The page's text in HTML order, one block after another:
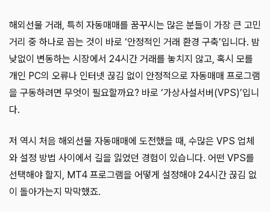
해외선물 거래, 특히 자동매매를 꿈꾸시는 많은 분들이 가장 큰 고민
거리 중 하나로 꼽는 것이 바로 ‘안정적인 거래 환경 구축’입니다. 밤
낮없이 변동하는 시장에서 24시간 거래를 놓치지 않고, 혹시 모를
개인 PC의 오류나 인터넷 끊김 없이 안정적으로 자동매매 프로그램
을 구동하려면 무엇이 필요할까요? 바로 ‘가상사설서버(VPS)’입니
다.
저 역시 처음 해외선물 자동매매에 도전했을 때, 수많은 VPS 업체
와 설정 방법 사이에서 길을 잃었던 경험이 있습니다. 어떤 VPS를
선택해야 할지, MT4 프로그램을 어떻게 설정해야 24시간 끊김 없
이 돌아가는지 막막했죠.